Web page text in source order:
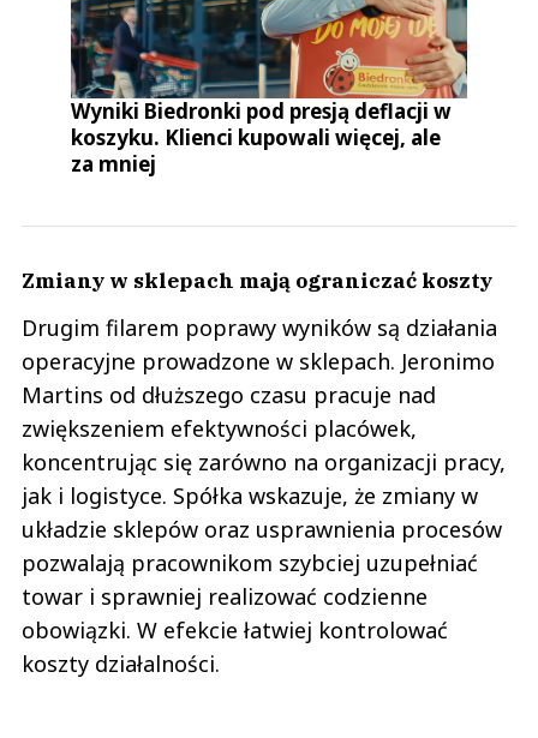
Wyniki Biedronki pod presją deflacji w
koszyku. Klienci kupowali więcej, ale
za mniej
Zmiany w sklepach mają ograniczać koszty
Drugim filarem poprawy wyników są działania
operacyjne prowadzone w sklepach. Jeronimo
Martins od dłuższego czasu pracuje nad
zwiększeniem efektywności placówek,
koncentrując się zarówno na organizacji pracy,
jak i logistyce. Spółka wskazuje, że zmiany w
układzie sklepów oraz usprawnienia procesów
pozwalają pracownikom szybciej uzupełniać
towar i sprawniej realizować codzienne
obowiązki. W efekcie łatwiej kontrolować
koszty działalności.